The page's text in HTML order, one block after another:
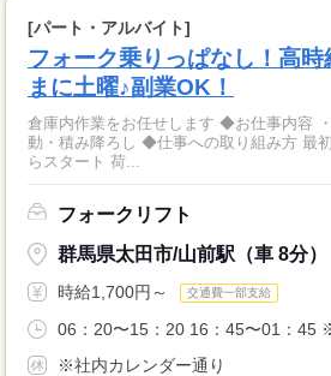
[パート・アルバイト]
フォーク乗りっぱなし！高
まに土曜♪副業OK！
倉庫内作業をお任せします ◆お仕事内容 ・フォークリフトで荷物移
動・積み降ろし ◆仕事への取り組み方 最初は先輩と一緒に軽作業か
らスタート 荷...
フォークリフト
群馬県太田市/山前駅（車 8分）
時給1,700円～ 交通費一部支給
06：20〜15：20 16：45〜01：45
※社内カレンダー通り